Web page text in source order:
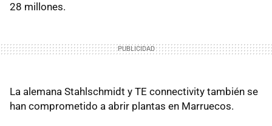
28 millones.
La alemana Stahlschmidt y TE connectivity también se
han comprometido a abrir plantas en Marruecos.